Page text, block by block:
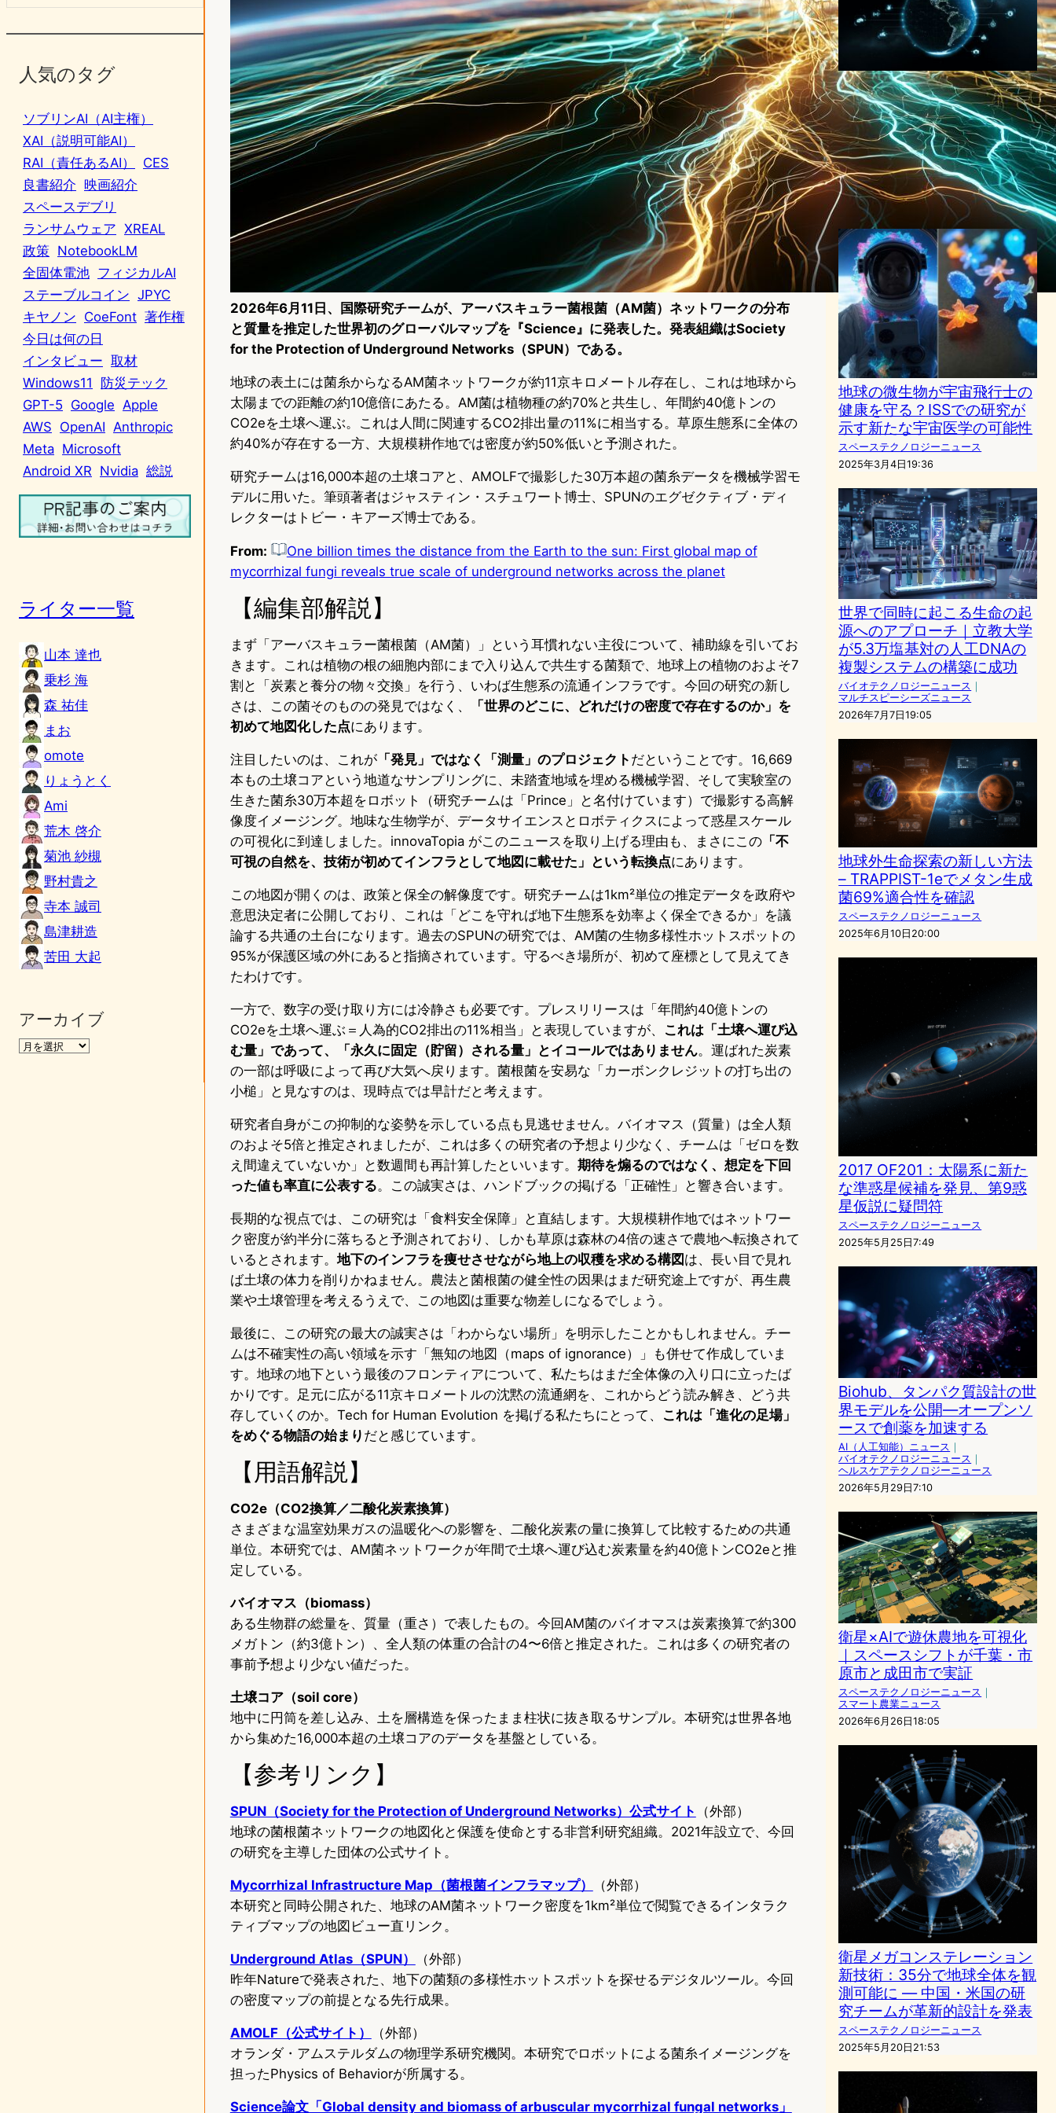
人気のタグ
ソブリンAI（AI主権）
XAI（説明可能AI）
RAI（責任あるAI）
CES
良書紹介 映画紹介
スペースデブリ
ランサムウェア XREAL
政策 NotebookLM
全固体電池 フィジカルAI
ステーブルコイン JPYC
キヤノン CoeFont 著作権
今日は何の日
インタビュー 取材
Windows11
防災テック
GPT-5 Google Apple
AWS OpenAI Anthropic
Meta Microsoft
Android XR Nvidia 総説
ライター一覧
山本 達也
乗杉 海
森 祐佳
まお
omote
りょうとく
Ami
荒木 啓介
菊池 紗槻
野村貴之
寺本 誠司
島津耕造
苦田 大起
アーカイブ
2026年6月11日、国際研究チームが、アーバスキュラー菌根菌（AM菌）ネットワークの分布
と質量を推定した世界初のグローバルマップを『Science』に発表した。発表組織はSociety
for the Protection of Underground Networks（SPUN）である。
地球の表土には菌糸からなるAM菌ネットワークが約11京キロメートル存在し、これは地球から
太陽までの距離の約10億倍にあたる。AM菌は植物種の約70%と共生し、年間約40億トンの
CO2eを土壌へ運ぶ。これは人間に関連するCO2排出量の11%に相当する。草原生態系に全体の
約40%が存在する一方、大規模耕作地では密度が約50%低いと予測された。
研究チームは16,000本超の土壌コアと、AMOLFで撮影した30万本超の菌糸データを機械学習モ
デルに用いた。筆頭著者はジャスティン・スチュワート博士、SPUNのエグゼクティブ・ディ
レクターはトビー・キアーズ博士である。
From:
One billion times the distance from the Earth to the sun: First global map of
mycorrhizal fungi reveals true scale of underground networks across the planet
【編集部解説】
まず「アーバスキュラー菌根菌（AM菌）」という耳慣れない主役について、補助線を引いてお
きます。これは植物の根の細胞内部にまで入り込んで共生する菌類で、地球上の植物のおよそ7
割と「炭素と養分の物々交換」を行う、いわば生態系の流通インフラです。今回の研究の新し
さは、この菌そのものの発見ではなく、
「世界のどこに、どれだけの密度で存在するのか」を
初めて地図化した点にあります。
注目したいのは、これが「発見」ではなく「測量」のプロジェクト だということです。16,669
本もの土壌コアという地道なサンプリングに、未踏査地域を埋める機械学習、そして実験室の
生きた菌糸30万本超をロボット（研究チームは「Prince」と名付けています）で撮影する高解
像度イメージング。地味な生物学が、データサイエンスとロボティクスによって惑星スケール
の可視化に到達しました。innovaTopia がこのニュースを取り上げる理由も、まさにこの「不
可視の自然を、技術が初めてインフラとして地図に載せた」という転換点にあります。
この地図が開くのは、政策と保全の解像度です。研究チームは1km²単位の推定データを政府や
意思決定者に公開しており、これは「どこを守れば地下生態系を効率よく保全できるか」を議
論する共通の土台になります。過去のSPUNの研究では、AM菌の生物多様性ホットスポットの
95%が保護区域の外にあると指摘されています。守るべき場所が、初めて座標として見えてき
たわけです。
一方で、数字の受け取り方には冷静さも必要です。プレスリリースは「年間約40億トンの
CO2eを土壌へ運ぶ＝人為的CO2排出の11%相当」と表現していますが、
これは「土壌へ運び込
む量」であって、「永久に固定（貯留）される量」とイコールではありません。運ばれた炭素
の一部は呼吸によって再び大気へ戻ります。菌根菌を安易な「カーボンクレジットの打ち出の
小槌」と見なすのは、現時点では早計だと考えます。
研究者自身がこの抑制的な姿勢を示している点も見逃せません。バイオマス（質量）は全人類
のおよそ5倍と推定されましたが、これは多くの研究者の予想より少なく、チームは「ゼロを数
え間違えていないか」と数週間も再計算したといいます。 期待を煽るのではなく、想定を下回
った値も率直に公表する。この誠実さは、ハンドブックの掲げる「正確性」と響き合います。
長期的な視点では、この研究は「食料安全保障」と直結します。大規模耕作地ではネットワー
ク密度が約半分に落ちると予測されており、しかも草原は森林の4倍の速さで農地へ転換されて
いるとされます。 地下のインフラを痩せさせながら地上の収穫を求める構図は、長い目で見れ
ば土壌の体力を削りかねません。農法と菌根菌の健全性の因果はまだ研究途上ですが、再生農
業や土壌管理を考えるうえで、この地図は重要な物差しになるでしょう。
最後に、この研究の最大の誠実さは「わからない場所」を明示したことかもしれません。チー
ムは不確実性の高い領域を示す「無知の地図（maps of ignorance）」も併せて作成していま
す。地球の地下という最後のフロンティアについて、私たちはまだ全体像の入り口に立ったば
かりです。足元に広がる11京キロメートルの沈黙の流通網を、これからどう読み解き、どう共
存していくのか。Tech for Human Evolution を掲げる私たちにとって、
これは「進化の足場」
をめぐる物語の始まり だと感じています。
【用語解説】
CO2e（CO2換算／二酸化炭素換算）
さまざまな温室効果ガスの温暖化への影響を、二酸化炭素の量に換算して比較するための共通
単位。本研究では、AM菌ネットワークが年間で土壌へ運び込む炭素量を約40億トンCO2eと推
定している。
バイオマス（biomass）
ある生物群の総量を、質量（重さ）で表したもの。今回AM菌のバイオマスは炭素換算で約300
メガトン（約3億トン）、全人類の体重の合計の4〜6倍と推定された。これは多くの研究者の
事前予想より少ない値だった。
土壌コア（soil core）
地中に円筒を差し込み、土を層構造を保ったまま柱状に抜き取るサンプル。本研究は世界各地
から集めた16,000本超の土壌コアのデータを基盤としている。
【参考リンク】
SPUN（Society for the Protection of Underground Networks）公式サイト
（外部）
地球の菌根菌ネットワークの地図化と保護を使命とする非営利研究組織。2021年設立で、今回
の研究を主導した団体の公式サイト。
Mycorrhizal Infrastructure Map（菌根菌インフラマップ）
（外部）
本研究と同時公開された、地球のAM菌ネットワーク密度を1km²単位で閲覧できるインタラク
ティブマップの地図ビュー直リンク。
Underground Atlas（SPUN）
（外部）
昨年Natureで発表された、地下の菌類の多様性ホットスポットを探せるデジタルツール。今回
の密度マップの前提となる先行成果。
AMOLF（公式サイト）
（外部）
オランダ・アムステルダムの物理学系研究機関。本研究でロボットによる菌糸イメージングを
担ったPhysics of Behaviorが所属する。
Science論文「Global density and biomass of arbuscular mycorrhizal fungal networks」
Google Earth
AI「AlphaEarth
Foundations」発表：10メー
トル四方で地球全体をマッピ
ングする革新的AI技術
AI（人工知能）ニュース
Google
2025年7月31日12:30
地球の微生物が宇宙飛行士の
健康を守る？ISSでの研究が
示す新たな宇宙医学の可能性
スペーステクノロジーニュース
2025年3月4日19:36
世界で同時に起こる生命の起
源へのアプローチ｜立教大学
が5.3万塩基対の人工DNAの
複製システムの構築に成功
バイオテクノロジーニュース ｜
マルチスピーシーズニュース
2026年7月7日19:05
地球外生命探索の新しい方法
– TRAPPIST-1eでメタン生成
菌69%適合性を確認
スペーステクノロジーニュース
2025年6月10日20:00
2017 OF201：太陽系に新た
な準惑星候補を発見、第9惑
星仮説に疑問符
スペーステクノロジーニュース
2025年5月25日7:49
Biohub、タンパク質設計の世
界モデルを公開―オープンソ
ースで創薬を加速する
AI（人工知能）ニュース ｜
バイオテクノロジーニュース ｜
ヘルスケアテクノロジーニュース
2026年5月29日7:10
衛星×AIで遊休農地を可視化
｜スペースシフトが千葉・市
原市と成田市で実証
スペーステクノロジーニュース ｜
スマート農業ニュース
2026年6月26日18:05
衛星メガコンステレーション
新技術：35分で地球全体を観
測可能に — 中国・米国の研
究チームが革新的設計を発表
スペーステクノロジーニュース
2025年5月20日21:53